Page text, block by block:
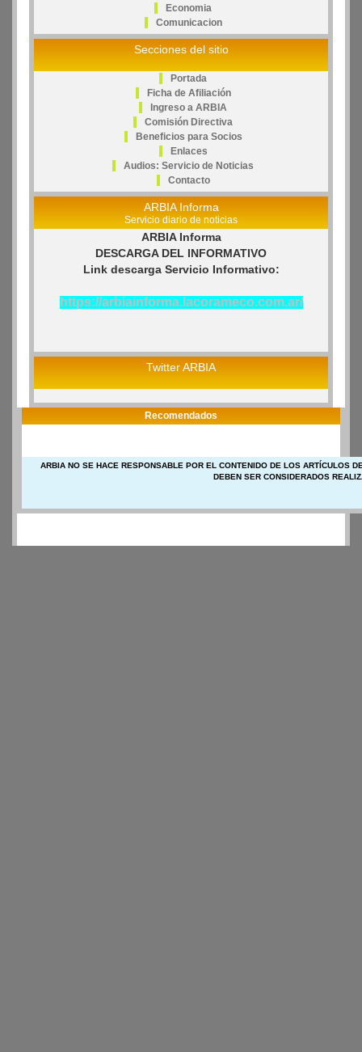
Economia
Comunicacion
Secciones del sitio
Portada
Ficha de Afiliación
Ingreso a ARBIA
Comisión Directiva
Beneficios para Socios
Enlaces
Audios: Servicio de Noticias
Contacto
ARBIA Informa
Servicio diario de noticias
ARBIA Informa
DESCARGA DEL INFORMATIVO
Link descarga Servicio Informativo:
https://arbiainforma.lacorameco.com.ar/
Twitter ARBIA
Recomendados
ARBIA NO SE HACE RESPONSABLE POR EL CONTENIDO DE LOS ARTÍCULOS
DEBEN SER CONSIDERADOS